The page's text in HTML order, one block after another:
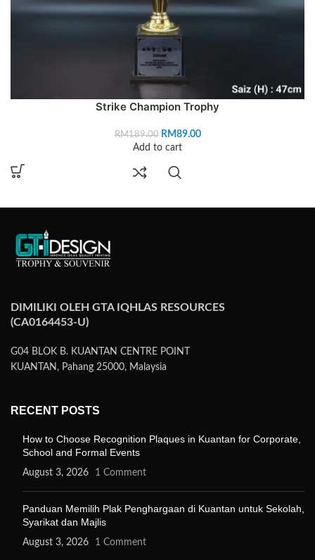
Strike Champion Trophy
RM189.00 RM89.00
Add to cart
DIMILIKI OLEH GTA IQHLAS RESOURCES
(CA0164453-U)
G04 BLOK B. KUANTAN CENTRE POINT
KUANTAN, Pahang 25000, Malaysia
RECENT POSTS
How to Choose Recognition Plaques in Kuantan for Corporate,
School and Formal Events
August 3, 2026 1 Comment
Panduan Memilih Plak Penghargaan di Kuantan untuk Sekolah,
Syarikat dan Majlis
August 3, 2026 1 Comment